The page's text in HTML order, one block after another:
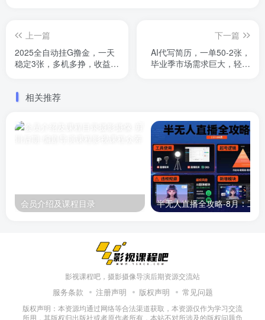
上一篇
2025全自动挂G撸金，一天
稳定3张，多机多挣，收益无
下一篇
AI代写简历，一单50-2张，
毕业季市场需求巨大，轻松
相关推荐
会员介绍及课程目录
影视课程吧，摄影摄像导演后期资源交流站
服务条款 注册声明 版权声明 常见问题
版权声明：本资源均通过网络等合法渠道获取，本资源仅作为学习交流
所用，其版权归出版社或者原作者所有，本站不对所涉及的版权问题负